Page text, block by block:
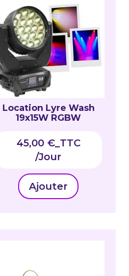
Location Lyre Wash
19x15W RGBW
45,00 €_TTC
Ajouter